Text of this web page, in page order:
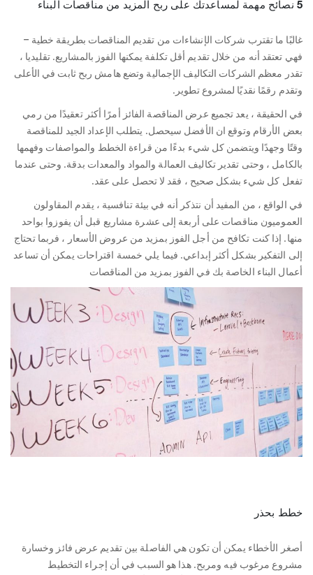
5 نصائح مهمة لمساعدتك على ربح المزيد من مناقصات البناء
غالبًا ما تقترب شركات الإنشاءات من تقديم المناقصات بطريقة خطية –
فهي تعتقد أنه من خلال تقديم أقل تكلفة يمكنها الفوز بالمشاريع. تقليديا ،
تقدر معظم الشركات التكاليف الإجمالية وتضع هامش ربح ثابت في الأعلى
وتقدم رقمًا نقديًا لمشروع تطوير.
في الحقيقة ، يعد تجميع عرض المناقصة الفائز أمرًا أكثر تعقيدًا من رمي
بعض الأرقام وتوقع ان الأفضل سيحصل. يتطلب الإعداد الجيد للمناقصة
وقتًا وجهدًا ويتضمن كل شيء بدءًا من قراءة الخطط والمواصفات وفهمها
بالكامل ، وحتى تقدير تكاليف العمالة والمواد والمعدات بدقة. وحتى عندما
تفعل كل شيء بشكل صحيح ، فقد لا تحصل على عقد.
في الواقع ، من المفيد أن نتذكر أنه في بيئة تنافسية ، يقدم المقاولون
العموميون مناقصات على أربعة إلى عشرة مشاريع قبل أن يفوزوا بواحد
منها. إذا كنت تكافح من أجل الفوز بمزيد من عروض الأسعار ، فربما تحتاج
إلى التفكير بشكل أكثر إبداعي. فيما يلي خمسة اقتراحات يمكن أن تساعد
أعمال البناء الخاصة بك في الفوز بمزيد من المناقصات
خطط بحذر
أصغر الأخطاء يمكن أن تكون هي الفاصلة بين تقديم عرض فائز وخسارة
مشروع مرغوب فيه ومربح. هذا هو السبب في أن إجراء التخطيط